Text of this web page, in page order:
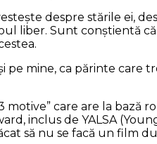
despre stările ei,
liber. Sunt conştientă
pe mine, ca părinte
motive” care are la bază
inclus de YALSA
să nu se facă un film